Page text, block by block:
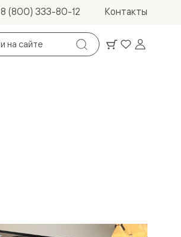
8 (800) 333-80-12 Контакты